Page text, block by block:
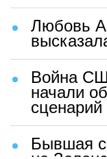
Любовь
Война
начали
сценарий
Бывшая